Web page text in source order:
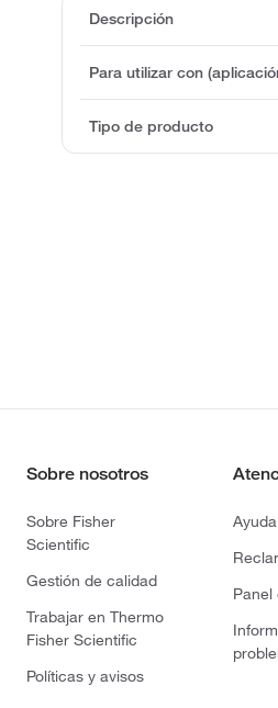
Descripción
Para utilizar con
Tipo de producto
Sobre nosotros
Sobre Fisher
Scientific
Gestión de calidad
Trabajar en Thermo
Fisher Scientific
Políticas y avisos
Panel